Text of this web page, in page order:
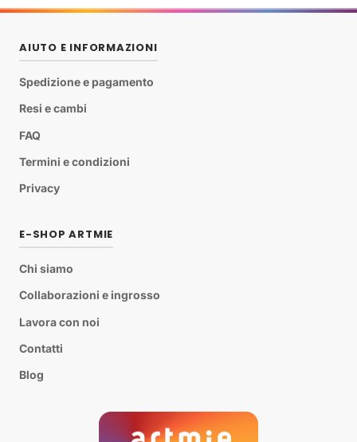
AIUTO E INFORMAZIONI
Spedizione e pagamento
Resi e cambi
FAQ
Termini e condizioni
Privacy
E-SHOP ARTMIE
Chi siamo
Collaborazioni e ingrosso
Lavora con noi
Contatti
Blog